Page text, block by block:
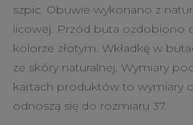
szpic. Obuwie wykonano z
licowej. Przód buta ozdobiono
kolorze złotym. Wkładkę w
ze skóry naturalnej. Wymiary
kartach produktów to wymiary
odnoszą się do rozmiaru 37.